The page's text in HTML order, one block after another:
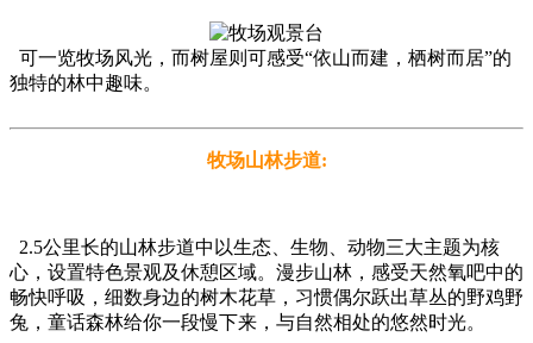
可一览牧场风光，而树屋则可感受“依山而建，栖树而居”的
独特的林中趣味。
牧场山林步道:
2.5公里长的山林步道中以生态、生物、动物三大主题为核
心，设置特色景观及休憩区域。漫步山林，感受天然氧吧中的
畅快呼吸，细数身边的树木花草，习惯偶尔跃出草丛的野鸡野
兔，童话森林给你一段慢下来，与自然相处的悠然时光。